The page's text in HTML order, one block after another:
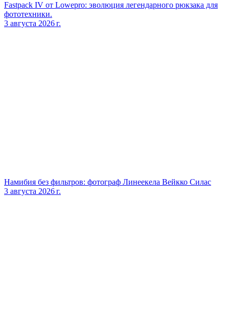
Fastpack IV от Lowepro: эволюция легендарного рюкзака для
фототехники.
3 августа 2026 г.
Намибия без фильтров: фотограф Линеекела Вейкко Силас
3 августа 2026 г.